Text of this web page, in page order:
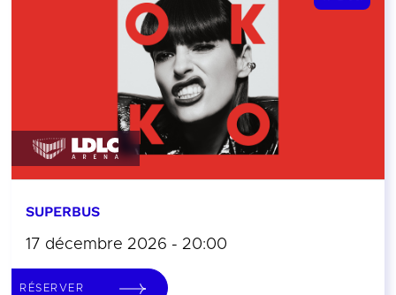
SUPERBUS
17 décembre 2026 - 20:00
RÉSERVER